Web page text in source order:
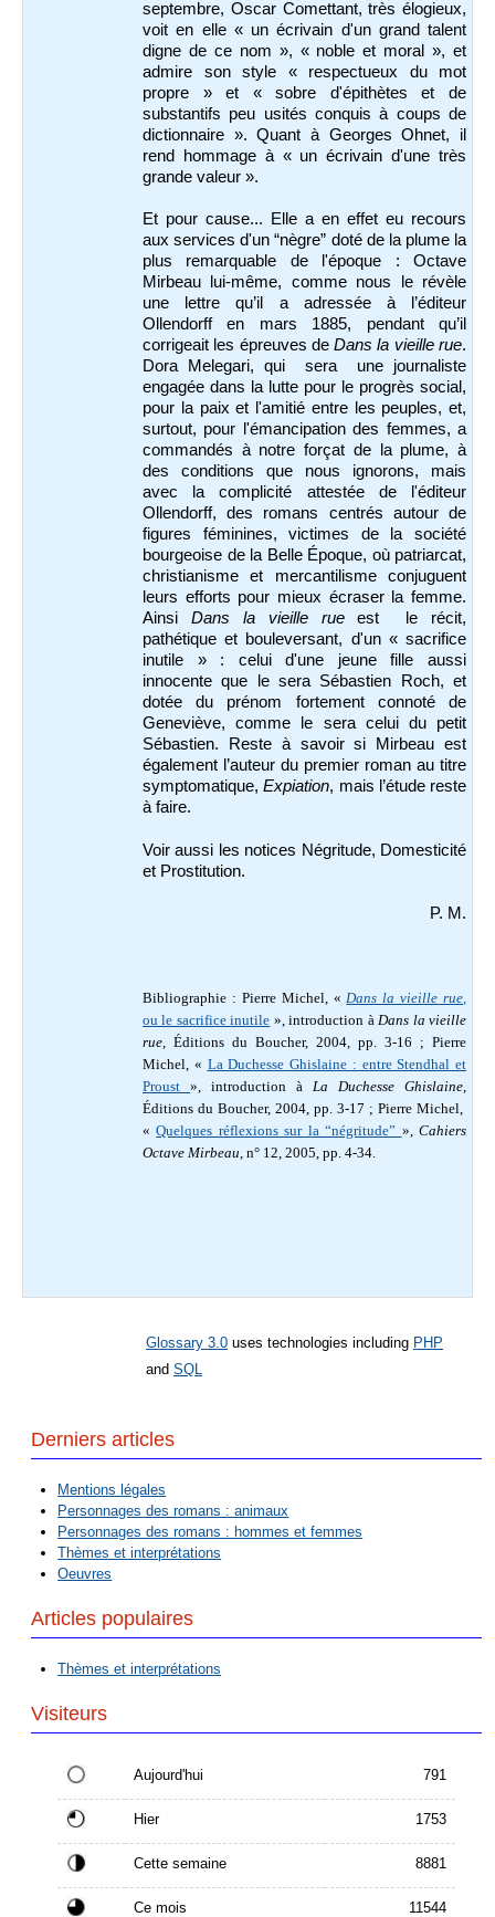
septembre, Oscar Comettant, très élogieux,
voit en elle « un écrivain d'un grand talent
digne de ce nom », « noble et moral », et
admire son style « respectueux du mot
propre » et « sobre d'épithètes et de
substantifs peu usités conquis à coups de
dictionnaire ». Quant à Georges Ohnet, il
rend hommage à « un écrivain d'une très
grande valeur ».
Et pour cause... Elle a en effet eu recours
aux services d'un “nègre” doté de la plume la
plus remarquable de l'époque : Octave
Mirbeau lui-même, comme nous le révèle
une lettre qu’il a adressée à l’éditeur
Ollendorff en mars 1885, pendant qu’il
corrigeait les épreuves deDans la vieille rue.
Dora Melegari, qui sera une journaliste
engagée dans la lutte pour le progrès social,
pour la paix et l'amitié entre les peuples, et,
surtout, pour l'émancipation des femmes, a
commandés à notre forçat de la plume, à
des conditions que nous ignorons, mais
avec la complicité attestée de l'éditeur
Ollendorff, des romans centrés autour de
figures féminines, victimes de la société
bourgeoise de la Belle Époque, où patriarcat,
christianisme et mercantilisme conjuguent
leurs efforts pour mieux écraser la femme.
Ainsi Dans la vieille rueest le récit,
pathétique et bouleversant, d'un « sacrifice
inutile » : celui d'une jeune fille aussi
innocente que le sera Sébastien Roch, et
dotée du prénom fortement connoté de
Geneviève, comme le sera celui du petit
Sébastien. Reste à savoir si Mirbeau est
également l’auteur du premier roman au titre
symptomatique,Expiation, mais l’étude reste
à faire.
Voir aussi les notices Négritude, Domesticité
et Prostitution.
P. M.
Bibliographie : Pierre Michel, «Dans la vieille rue,
ou le sacrifice inutile », introduction àDans la vieille
rue, Éditions du Boucher, 2004, pp. 3-16 ; Pierre
Michel, « La Duchesse Ghislaine : entre Stendhal et
Proust », introduction à La Duchesse Ghislaine,
Éditions du Boucher, 2004, pp. 3-17 ; Pierre Michel,
«Quelques réflexions sur la “négritude” »,Cahiers
Octave Mirbeau, n° 12, 2005, pp. 4-34.
Glossary 3.0 uses technologies including PHP
and SQL
Derniers articles
Mentions légales
Personnages des romans : animaux
Personnages des romans : hommes et femmes
Thèmes et interprétations
Oeuvres
Articles populaires
Thèmes et interprétations
Visiteurs
Aujourd'hui 791
Hier 1753
Cette semaine 8881
Ce mois 11544